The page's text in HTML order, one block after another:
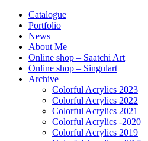
Catalogue
Portfolio
News
About Me
Online shop – Saatchi Art
Online shop – Singulart
Archive
Colorful Acrylics 2023
Colorful Acrylics 2022
Colorful Acrylics 2021
Colorful Acrylics -2020
Colorful Acrylics 2019